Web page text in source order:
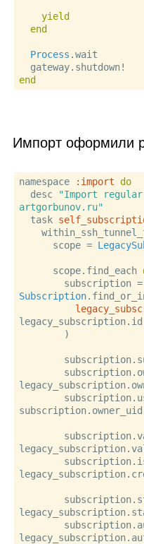
yield
end
Process .wait
end
Импорт оформили
namespace :import
do
  desc
"Import
artgorbunov.ru"
  task
      scope =
      scope.find_each
Subscription
legacy_subscription.id
subscription.owner_uid